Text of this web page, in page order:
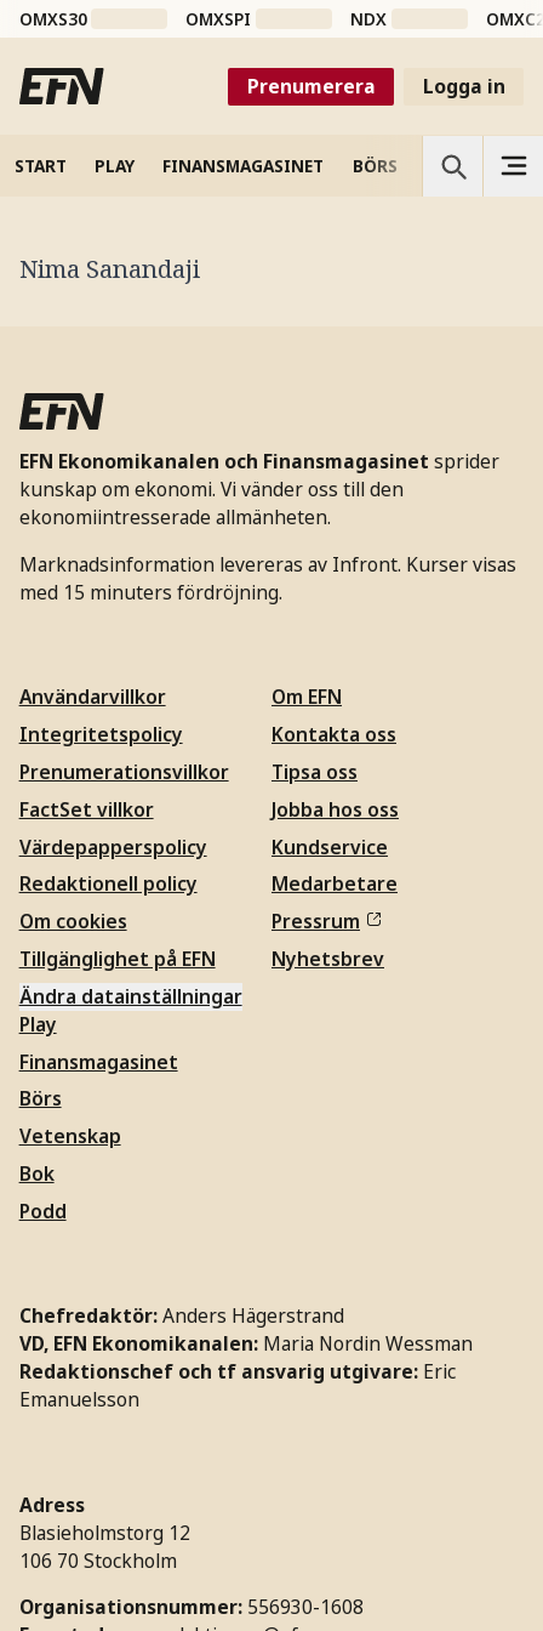
OMXS30 OMXSPI NDX
Prenumerera Logga in
START PLAY FINANSMAGASINET BÖRS VETENSKAP
Nima Sanandaji
EFN Ekonomikanalen och Finansmagasinet sprider
kunskap om ekonomi. Vi vänder oss till den
ekonomiintresserade allmänheten.
Marknadsinformation levereras av Infront. Kurser visas
med 15 minuters fördröjning.
Användarvillkor
Integritetspolicy
Prenumerationsvillkor
FactSet villkor
Värdepapperspolicy
Redaktionell policy
Om cookies
Tillgänglighet på EFN
Ändra datainställningar
Om EFN
Kontakta oss
Tipsa oss
Jobba hos oss
Kundservice
Medarbetare
Pressrum
Nyhetsbrev
Play
Finansmagasinet
Börs
Vetenskap
Bok
Podd
Chefredaktör:Anders Hägerstrand
VD, EFN Ekonomikanalen: Maria Nordin Wessman
Redaktionschef och tf ansvarig utgivare: Eric
Emanuelsson
Adress
Blasieholmstorg 12
106 70 Stockholm
Organisationsnummer: 556930-1608